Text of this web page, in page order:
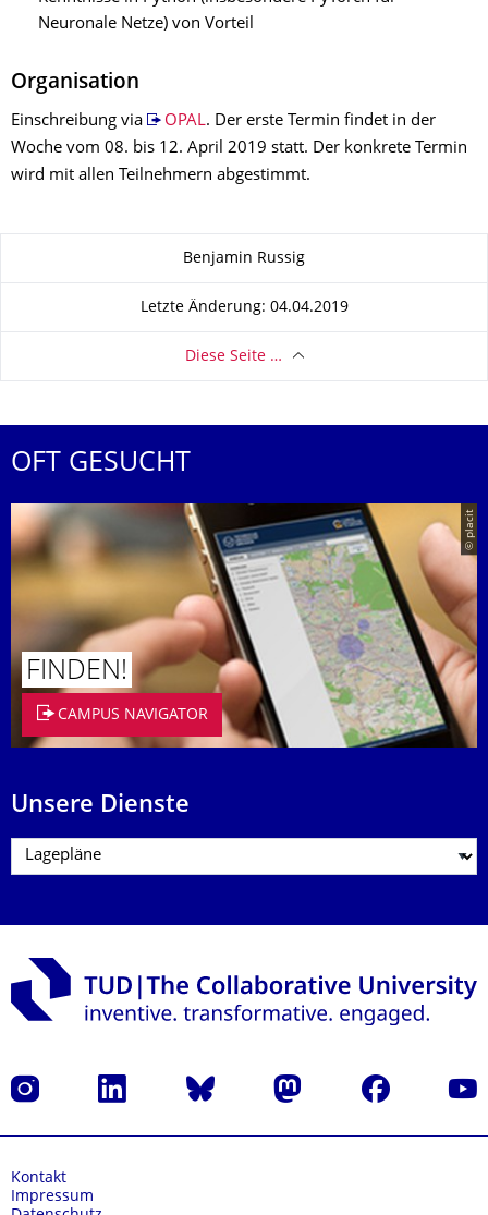
Neuronale Netze) von Vorteil
Organisation
Einschreibung via OPAL. Der erste Termin findet in der
Woche vom 08. bis 12. April 2019 statt. Der konkrete Termin
wird mit allen Teilnehmern abgestimmt.
Benjamin Russig
Letzte Änderung: 04.04.2019
Diese Seite …
OFT GESUCHT
© placit
FINDEN!
CAMPUS NAVIGATOR
Unsere Dienste
Instagram LinkedIn Bluesky Mastodon Facebook
Kontakt
Impressum